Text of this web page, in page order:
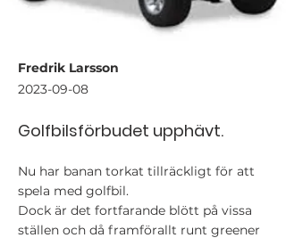
Fredrik Larsson
2023-09-08
Golfbilsförbudet upphävt.
Nu har banan torkat tillräckligt för att
spela med golfbil.
Dock är det fortfarande blött på vissa
ställen och då framförallt runt greener